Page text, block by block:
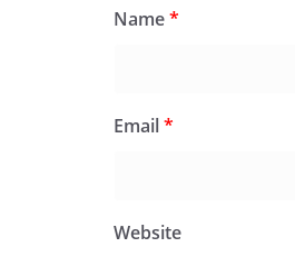
Name*
Email*
Website